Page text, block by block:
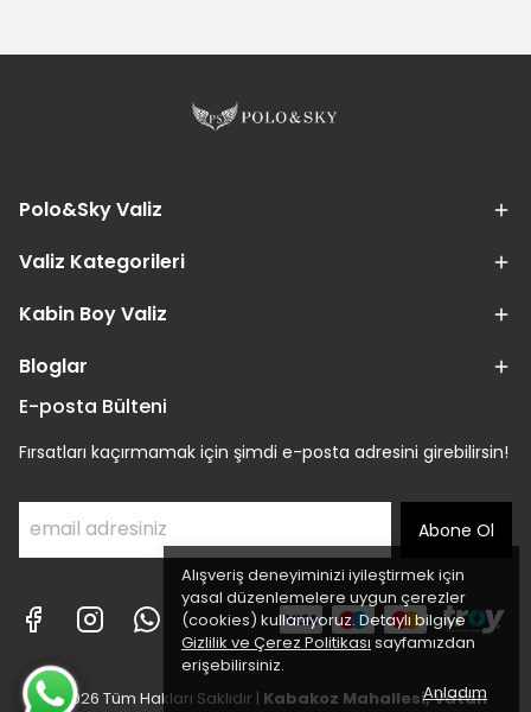
Alışveriş deneyiminizi iyileştirmek için
yasal düzenlemelere uygun çerezler
(cookies) kullanıyoruz. Detaylı bilgiye
Gizlilik ve Çerez Politikası sayfamızdan
erişebilirsiniz.
Anladım
Polo&Sky Valiz
Valiz Kategorileri
Kabin Boy Valiz
Bloglar
E-posta Bülteni
Fırsatları kaçırmamak için şimdi e-posta adresini girebilirsin!
Abone Ol
© 2026 Tüm Hakları Saklıdır | Kabakoz Mahallesi, Vatan